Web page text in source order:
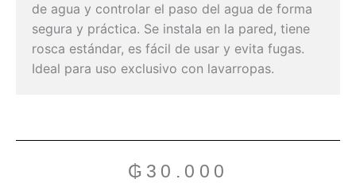
de agua y controlar el paso del agua de forma
segura y práctica. Se instala en la pared, tiene
rosca estándar, es fácil de usar y evita fugas.
Ideal para uso exclusivo con lavarropas.
₲ 30.000